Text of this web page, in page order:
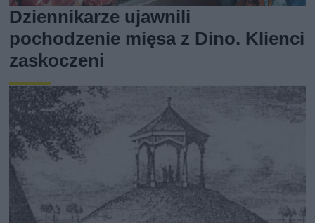
Dziennikarze ujawnili
pochodzenie mięsa z Dino. Klienci
zaskoczeni